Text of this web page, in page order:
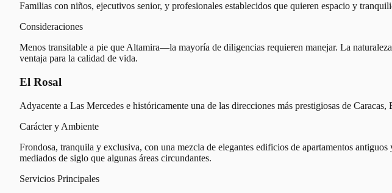
Familias con niños, ejecutivos senior, y profesionales establecidos que quieren espacio y
Consideraciones
Menos transitable a pie que Altamira—la mayoría de diligencias requieren manejar. La
ventaja para la calidad de vida.
El Rosal
Adyacente a Las Mercedes e históricamente una de las direcciones más prestigiosas de
Carácter y Ambiente
Frondosa, tranquila y exclusiva, con una mezcla de elegantes edificios de apartamentos
mediados de siglo que algunas áreas circundantes.
Servicios Principales